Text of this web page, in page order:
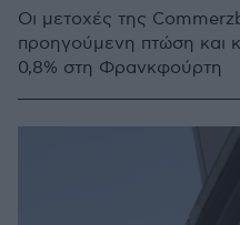
Οι μετοχές της
προηγούμενη πτώση και
0,8% στη Φρανκφούρτη